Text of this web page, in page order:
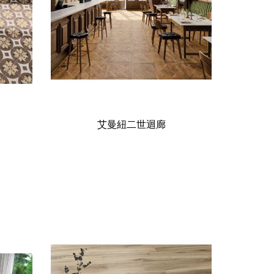
艾曼紐二世迴廊